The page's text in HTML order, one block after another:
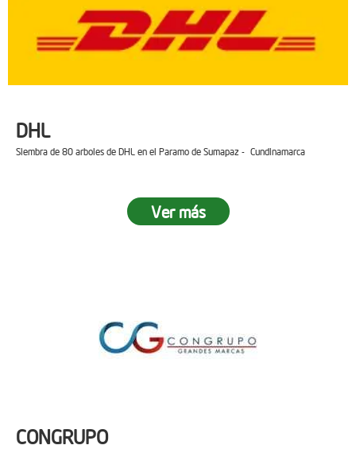
DHL
Siembra de 80 arboles de DHL en el Paramo de Sumapaz - Cundinamarca
Ver más
CONGRUPO